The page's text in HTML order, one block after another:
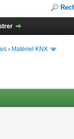
› Matériel KNX